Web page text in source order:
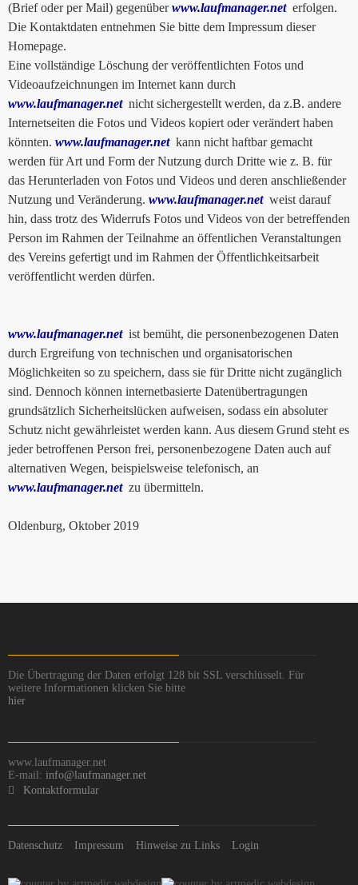
(Brief oder per Mail) gegenüberwww.laufmanager.neterfolgen.
Die Kontaktdaten entnehmen Sie bitte dem Impressum dieser
Homepage.
Eine vollständige Löschung der veröffentlichten Fotos und
Videoaufzeichnungen im Internet kann durch
www.laufmanager.netnicht sichergestellt werden, da z.B. andere
Internetseiten die Fotos und Videos kopiert oder verändert haben
könnten. www.laufmanager.netkann nicht haftbar gemacht
werden für Art und Form der Nutzung durch Dritte wie z. B. für
das Herunterladen von Fotos und Videos und deren anschließender
Nutzung und Veränderung. www.laufmanager.netweist darauf
hin, dass trotz des Widerrufs Fotos und Videos von der betreffenden
Person im Rahmen der Teilnahme an öffentlichen Veranstaltungen
des Vereins gefertigt und im Rahmen der Öffentlichkeitsarbeit
veröffentlicht werden dürfen.
www.laufmanager.netist bemüht, die personenbezogenen Daten
durch Ergreifung von technischen und organisatorischen
Möglichkeiten so zu speichern, dass sie für Dritte nicht zugänglich
sind. Dennoch können internetbasierte Datenübertragungen
grundsätzlich Sicherheitslücken aufweisen, sodass ein absoluter
Schutz nicht gewährleistet werden kann. Aus diesem Grund steht es
jeder betroffenen Person frei, personenbezogene Daten auch auf
alternativen Wegen, beispielsweise telefonisch, an
www.laufmanager.netzu übermitteln.
Oldenburg, Oktober 2019
Die Übertragung der Daten erfolgt 128 bit SSL verschlüsselt. Für
weitere Informationen klicken Sie bitte
hier
www.laufmanager.net
E-mail: info@laufmanager.net
Kontaktformular
Datenschutz Impressum Hinweise zu Links Login